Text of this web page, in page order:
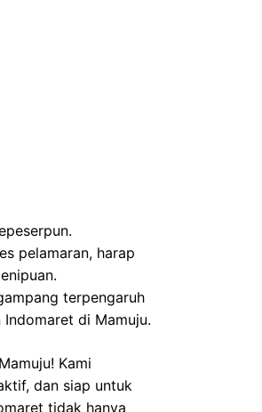
pelamaran, harap
terpengaruh
di Mamuju.
Kami
dan siap untuk
tidak hanya